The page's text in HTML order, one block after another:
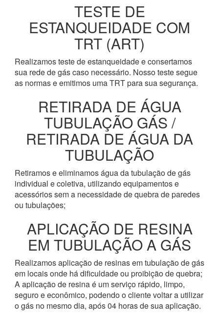
TESTE DE
ESTANQUEIDADE COM
TRT (ART)
Realizamos teste de estanqueidade e consertamos
sua rede de gás caso necessário. Nosso teste segue
as normas e emitimos uma TRT para sua segurança.
RETIRADA DE ÁGUA
TUBULAÇÃO GÁS /
RETIRADA DE ÁGUA DA
TUBULAÇÃO
Retiramos e eliminamos água da tubulação de gás
individual e coletiva, utilizando equipamentos e
acessórios sem a necessidade de quebra de paredes
ou tubulações;
APLICAÇÃO DE RESINA
EM TUBULAÇÃO A GÁS
Realizamos aplicação de resinas em tubulação de gás
em locais onde há dificuldade ou proibição de quebra;
A aplicação de resina é um serviço rápido, limpo,
seguro e econômico, podendo o cliente voltar a utilizar
o gás no mesmo dia, após 04 horas de sua aplicação.